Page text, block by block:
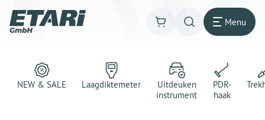
Menu
NEW & SALE Laagdiktemeter
Uitdeuken
instrument
PDR-
haak